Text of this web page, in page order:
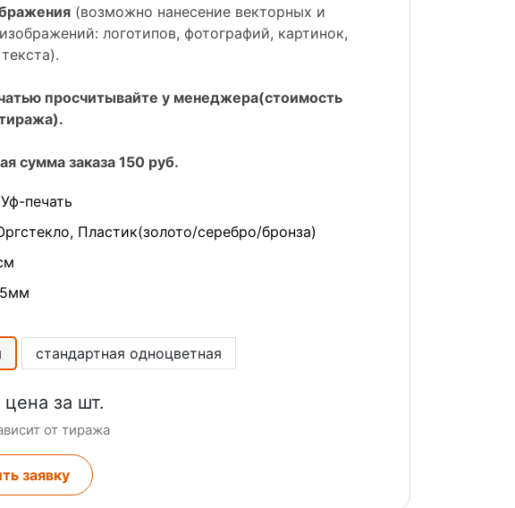
(возможно нанесение векторных и
логотипов, фотографий, картинок,
просчитывайте у менеджера(стоимость
сумма заказа 150 руб.
Уф-печать
Пластик(золото/серебро/бронза)
стандартная одноцветная
цена за шт.
от тиража
заявку